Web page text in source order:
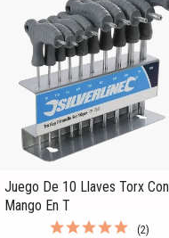
Juego De 10 Llaves Torx Con
Mango En T
(2)